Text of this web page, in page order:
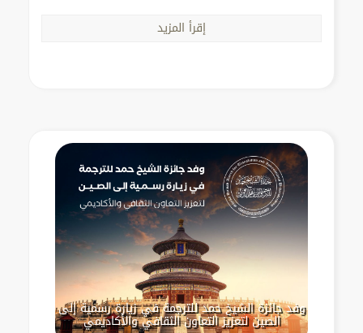
إقرأ المزيد
وفد جائزة الشيخ حمد للترجمة في زيارة رسمية إلى
الصين لتعزيز التعاون الثقافي والأكاديمي